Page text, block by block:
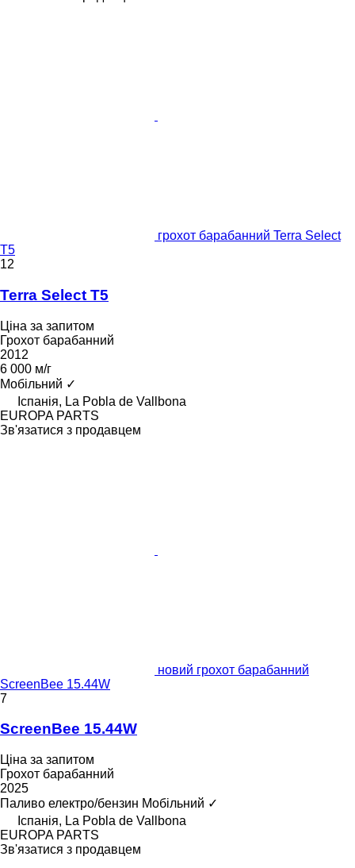
грохот барабанний Terra Select
T5
12
Terra Select T5
Ціна за запитом
Грохот барабанний
2012
6 000 м/г
Мобільний ✓
Іспанія, La Pobla de Vallbona
EUROPA PARTS
Зв'язатися з продавцем
новий грохот барабанний
ScreenBee 15.44W
7
ScreenBee 15.44W
Ціна за запитом
Грохот барабанний
2025
Паливо електро/бензин Мобільний ✓
Іспанія, La Pobla de Vallbona
EUROPA PARTS
Зв'язатися з продавцем